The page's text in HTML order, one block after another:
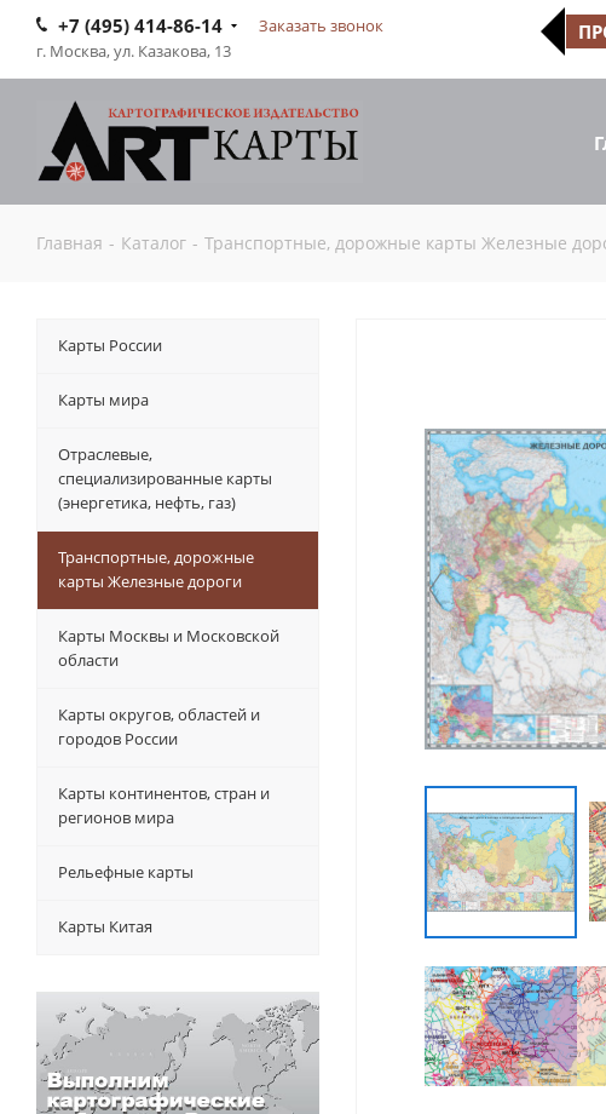
+7 (495) 414-86-14
Заказать звонок
г. Москва, ул. Казакова, 13
Главная - Каталог - Транспортные, дорожные карты Железные
Карты России
Карты мира
Отраслевые,
специализированные карты
(энергетика, нефть, газ)
Транспортные, дорожные
карты Железные дороги
Карты Москвы и Московской
области
Карты округов, областей и
городов России
Карты континентов, стран и
регионов мира
Рельефные карты
Карты Китая